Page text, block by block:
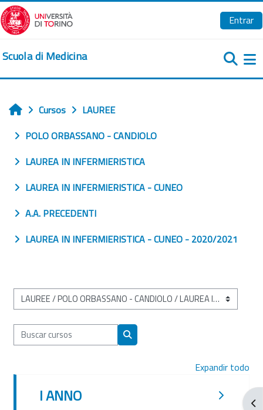
Salta al contenido principal
Entrar
Scuola di Medicina
Inicio
Cursos
LAUREE
POLO ORBASSANO - CANDIOLO
LAUREA IN INFERMIERISTICA
LAUREA IN INFERMIERISTICA - CUNEO
A.A. PRECEDENTI
LAUREA IN INFERMIERISTICA - CUNEO - 2020/2021
Categorías
Buscar cursos
Buscar cursos
Expandir todo
I ANNO